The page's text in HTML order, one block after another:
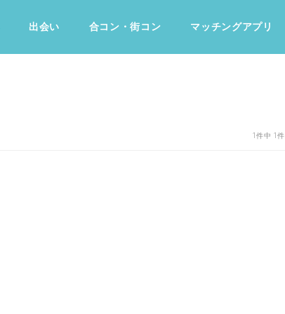
出会い 合コン・街コン マッチングアプリ
1件中 1件